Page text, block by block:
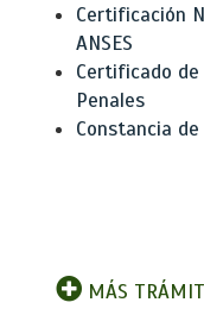
Certificación
ANSES
Certificado
Penales
Constancia
MÁS